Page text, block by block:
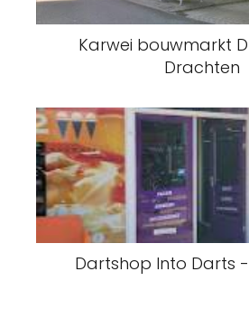
Karwei bouwmarkt
Drachten
Dartshop Into Darts